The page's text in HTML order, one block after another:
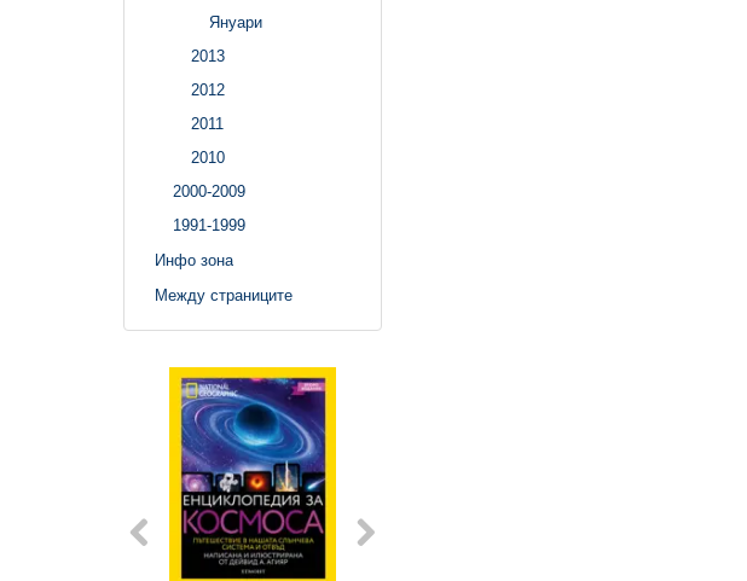
Януари
2013
2012
2011
2010
2000-2009
1991-1999
Инфо зона
Между страниците